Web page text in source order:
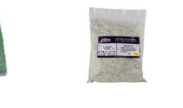
original
era:
$1,099.0.
actual
es:
$899.0.